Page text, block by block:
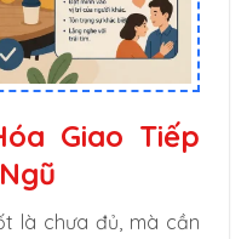
Giao Tiếp
là chưa đủ, mà cần